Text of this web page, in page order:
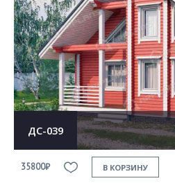
ДС-039
35800₽ В КОРЗИНУ